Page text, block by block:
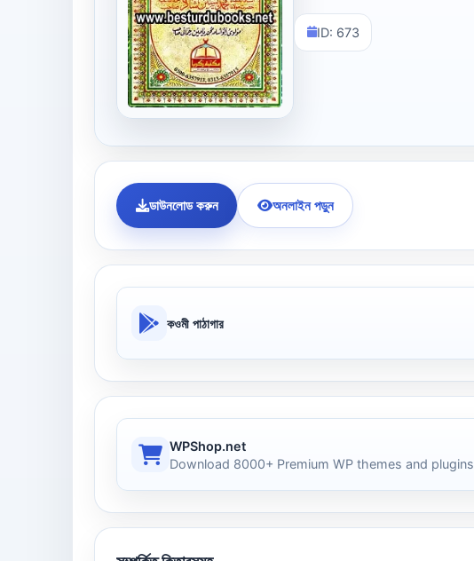
ID: 673
ডাউনলোড করুন অনলাইন পড়ুন
কওমী পাঠাগার
WPShop.net
Download 8000+ Premium WP themes and plugins